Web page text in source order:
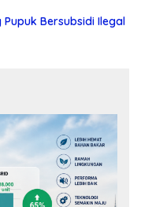
Bersubsidi Ilegal